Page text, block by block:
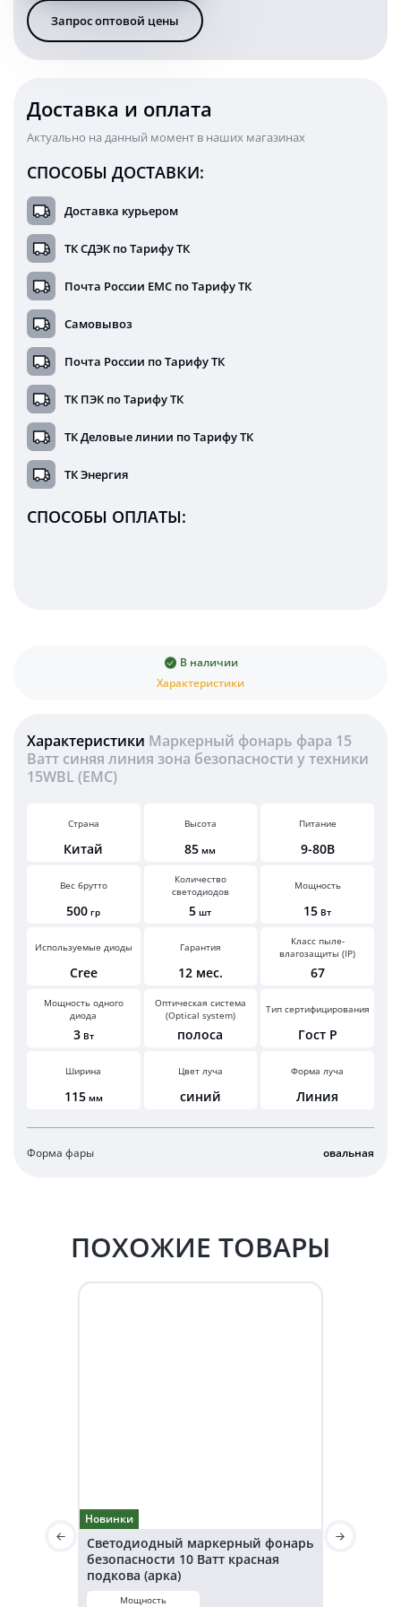
синяя
линия
зона
техники
15WBL
(EMC)
Запрос оптовой цены
Доставка и оплата
Актуально на данный момент в наших магазинах
СПОСОБЫ ДОСТАВКИ:
Доставка курьером
ТК СДЭК по Тарифу ТК
Почта России ЕМС по Тарифу ТК
Самовывоз
Почта России по Тарифу ТК
ТК ПЭК по Тарифу ТК
ТК Деловые линии по Тарифу ТК
ТК Энергия
СПОСОБЫ ОПЛАТЫ:
Характеристики
В наличии
Характеристики Маркерный фонарь фара 15
Ватт синяя линия зона безопасности у техники
15WBL (EMC)
Страна
Китай
Высота
85 мм
Питание
9-80В
Вес брутто
500 гр
Количество
светодиодов
5 шт
Мощность
15 Вт
Используемые диоды
Cree
Гарантия
12 мес.
Класс пыле-
влагозащиты (IP)
67
Мощность одного
диода
3 Вт
Оптическая система
(Optical system)
полоса
Тип сертифицирования
Гост Р
Ширина
115 мм
Цвет луча
синий
Форма луча
Линия
Форма фары овальная
ПОХОЖИЕ ТОВАРЫ
Новинки
Светодиодный маркерный фонарь
безопасности 10 Ватт красная
подкова (арка)
Мощность